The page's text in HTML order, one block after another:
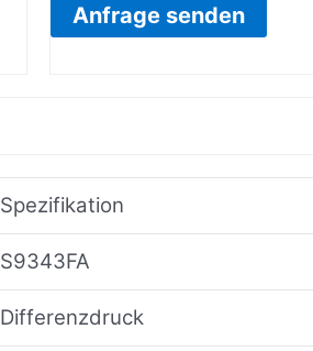
Anfrage senden
Spezifikation
S9343FA
Differenzdruck